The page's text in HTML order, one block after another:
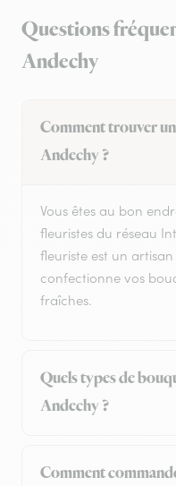
Questions
Andechy
Comment trouver
Andechy ?
Vous êtes au bon
fleuristes du réseau
fleuriste est un
confectionne vos
fraîches.
Quels types de
Andechy ?
Comment